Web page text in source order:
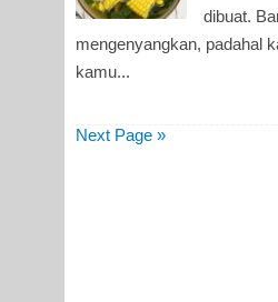
dibuat.
mengenyangkan, padahal
kamu...
Next Page »